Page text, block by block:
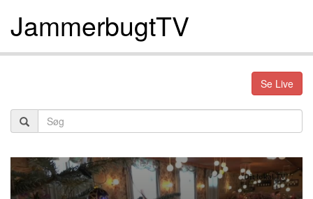
JammerbugtTV
Se Live